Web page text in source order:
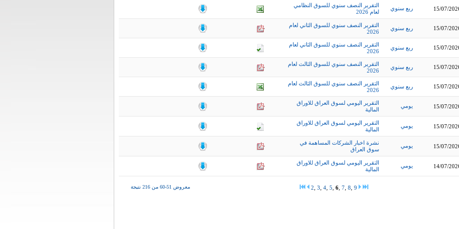
التقرير النصف سنوي للسوق النظامي
لعام 2026
ربع سنوي 15/07/
التقرير النصف سنوي للسوق الثاني لعام
2026
ربع سنوي 15/07/
التقرير النصف سنوي للسوق الثاني لعام
2026
ربع سنوي 15/07/
التقرير النصف سنوي للسوق الثالث لعام
2026
ربع سنوي 15/07/
التقرير النصف سنوي للسوق الثالث لعام
2026
ربع سنوي 15/07/
التقرير اليومي لسوق العراق للاوراق
المالية
يومي 15/07/
التقرير اليومي لسوق العراق للاوراق
المالية
يومي 15/07/
نشرة اخبار الشركات المساهمة في
سوق العراق
يومي 15/07/
التقرير اليومي لسوق العراق للاوراق
المالية
يومي 14/07/
معروض 51-60 من 216 نتيجة 2 3 4 5 6 7 8 9